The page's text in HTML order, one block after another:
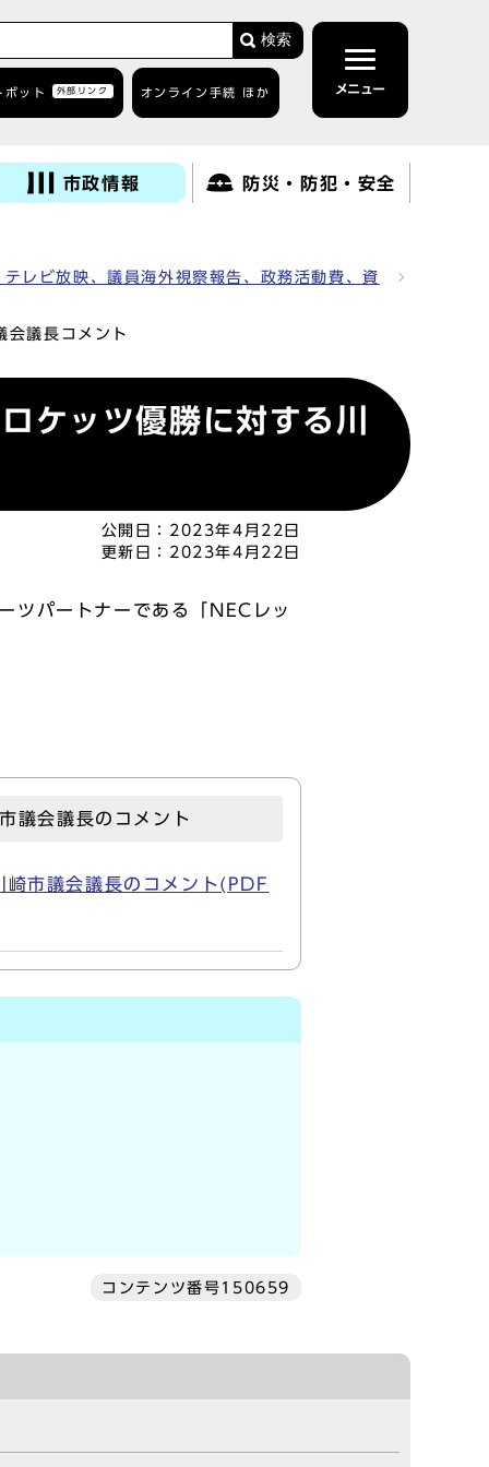
検索
ボット 外部リンク オンライン手続 ほか メニュー
市政情報 防災・防犯・安全
レビ放映、議員海外視察報告、政務活動費、資
議長コメント
ッツ優勝に対する川
公開日： 2023年4月22日
更新日： 2023年4月22日
パートナーである「NECレッ
会議長のコメント
市議会議長のコメント(PDF
コンテンツ番号150659